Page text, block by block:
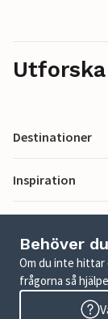
Utforska
Destinationer
Inspiration
Behöver
Om du inte hittar
frågorna så